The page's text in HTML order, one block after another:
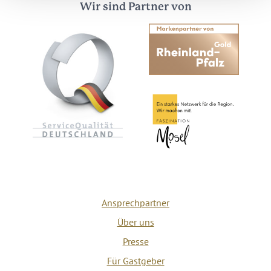
Wir sind Partner von
Ansprechpartner
Über uns
Presse
Für Gastgeber